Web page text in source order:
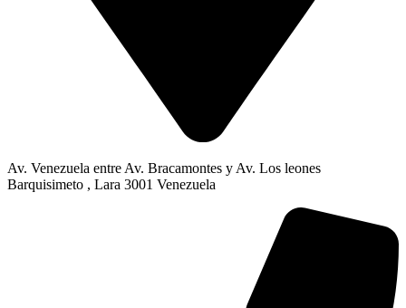
Av. Venezuela entre Av. Bracamontes y Av. Los leones
Barquisimeto , Lara 3001 Venezuela